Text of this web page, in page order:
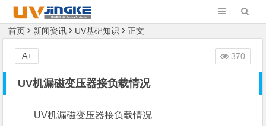
首页 新闻资讯 UV基础知识 正文
UV机漏磁变压器接负载情况
UV机漏磁变压器接负载情况
370
A+